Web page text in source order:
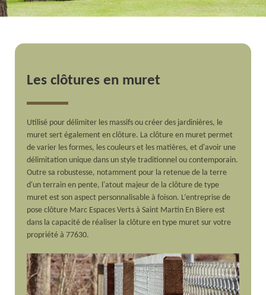
Les clôtures en muret
Utilisé pour délimiter les massifs ou créer des jardinières, le
muret sert également en clôture. La clôture en muret permet
de varier les formes, les couleurs et les matières, et d'avoir une
délimitation unique dans un style traditionnel ou contemporain.
Outre sa robustesse, notamment pour la retenue de la terre
d'un terrain en pente, l'atout majeur de la clôture de type
muret est son aspect personnalisable à foison. L’entreprise de
pose clôture Marc Espaces Verts à Saint Martin En Biere est
dans la capacité de réaliser la clôture en type muret sur votre
propriété à 77630.